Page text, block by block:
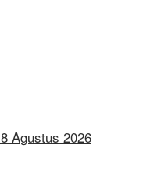
Agustus 2026